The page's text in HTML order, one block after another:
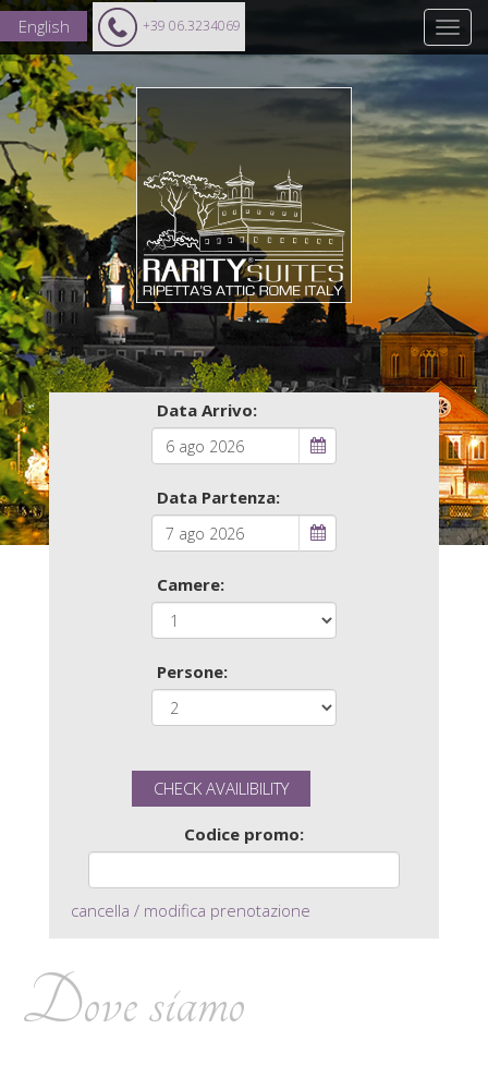
English +39 06.3234069
Data Arrivo:
Data Partenza:
Camere:
Persone:
Codice promo:
cancella / modifica prenotazione
Dove siamo